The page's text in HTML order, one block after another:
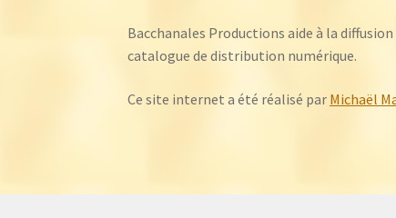
Bacchanales Productions aide à la
catalogue de distribution numérique.
Ce site internet a été réalisé par Michaël